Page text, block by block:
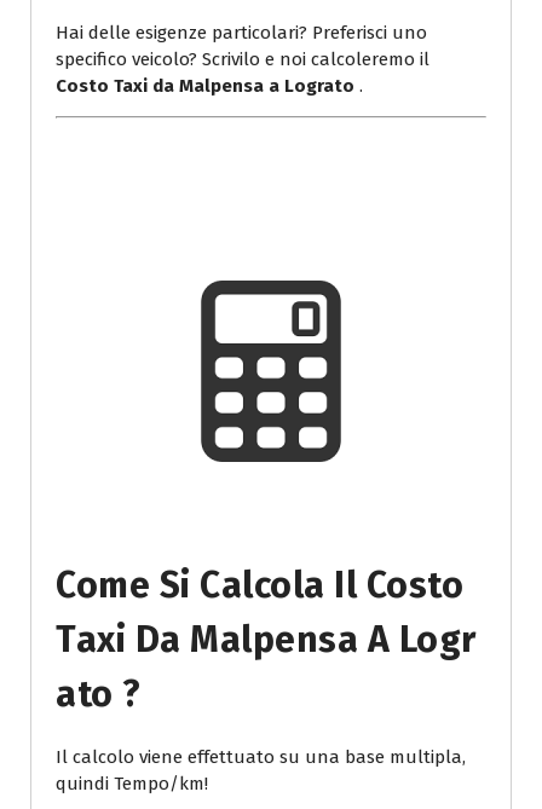
Hai delle esigenze particolari? Preferisci uno
specifico veicolo? Scrivilo e noi calcoleremo il
Costo Taxi da Malpensa a Lograto .
Come Si Calcola Il Costo
Taxi Da Malpensa A Logr
Ato ?
Il calcolo viene effettuato su una base multipla,
quindi Tempo/km!